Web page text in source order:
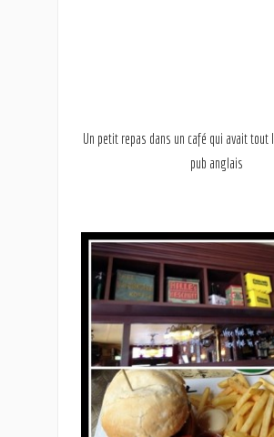
Un petit repas dans un café qui avait tout
pub anglais